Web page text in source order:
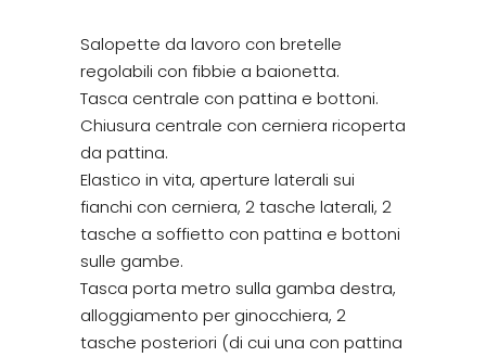
Salopette da lavoro con bretelle
regolabili con fibbie a baionetta.
Tasca centrale con pattina e bottoni.
Chiusura centrale con cerniera ricoperta
da pattina.
Elastico in vita, aperture laterali sui
fianchi con cerniera, 2 tasche laterali, 2
tasche a soffietto con pattina e bottoni
sulle gambe.
Tasca porta metro sulla gamba destra,
alloggiamento per ginocchiera, 2
tasche posteriori (di cui una con pattina